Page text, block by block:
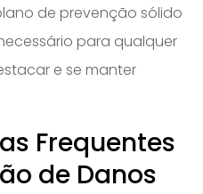
de prevenção sólido
para qualquer
e se manter
Frequentes
de Danos